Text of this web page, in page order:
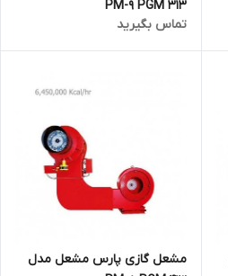
PM-9 PGM 313
تماس بگیرید
مشعل گازی پارس مشعل مدل